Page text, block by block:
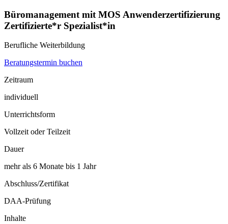
Büromanagement mit MOS Anwenderzertifizierung
Zertifizierte*r Spezialist*in
Berufliche Weiterbildung
Beratungstermin buchen
Zeitraum
individuell
Unterrichtsform
Vollzeit oder Teilzeit
Dauer
mehr als 6 Monate bis 1 Jahr
Abschluss/Zertifikat
DAA-Prüfung
Inhalte